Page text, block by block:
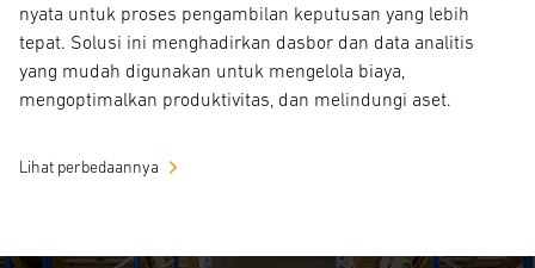
nyata untuk proses pengambilan keputusan yang lebih
tepat. Solusi ini menghadirkan dasbor dan data analitis
yang mudah digunakan untuk mengelola biaya,
mengoptimalkan produktivitas, dan melindungi aset.
Lihat perbedaannya